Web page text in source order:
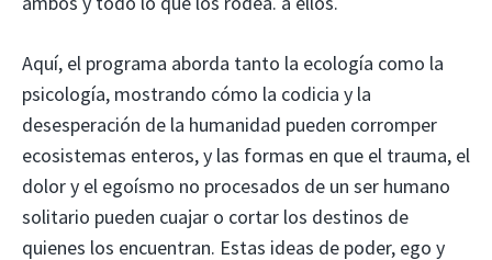
Aquí, el programa aborda tanto la ecología como la
psicología, mostrando cómo la codicia y la
desesperación de la humanidad pueden corromper
ecosistemas enteros, y las formas en que el trauma, el
dolor y el egoísmo no procesados ​​de un ser humano
solitario pueden cuajar o cortar los destinos de
quienes los encuentran. Estas ideas de poder, ego y